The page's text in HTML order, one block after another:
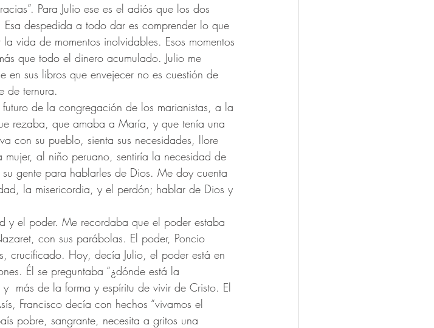
Para Julio ese es el adiós que los dos
despedida a todo dar es comprender lo que
vida de momentos inolvidables. Esos momentos
que todo el dinero acumulado. Julio me
en sus libros que envejecer no es cuestión de
de ternura.
de la congregación de los marianistas, a la
rezaba, que amaba a María, y que tenía una
con su pueblo, sienta sus necesidades, llore
al niño peruano, sentiría la necesidad de
gente para hablarles de Dios. Me doy cuenta
la misericordia, y el perdón; hablar de Dios y
y el poder. Me recordaba que el poder estaba
con sus parábolas. El poder, Poncio
crucificado. Hoy, decía Julio, el poder está en
Él se preguntaba “¿dónde está la
más de la forma y espíritu de vivir de Cristo. El
Francisco decía con hechos “vivamos el
pobre, sangrante, necesita a gritos una